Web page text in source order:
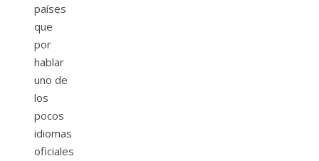
países
que
por
hablar
uno de
los
pocos
idiomas
oficiales